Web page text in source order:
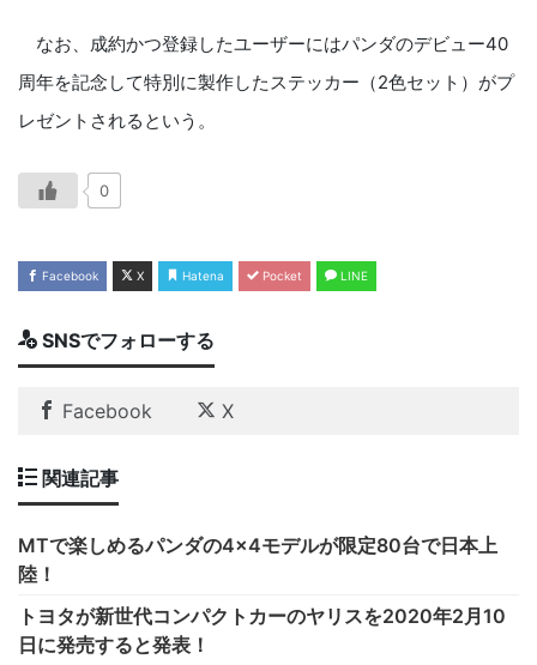
なお、成約かつ登録したユーザーにはパンダのデビュー40
周年を記念して特別に製作したステッカー（2色セット）がプ
レゼントされるという。
0
Facebook X Hatena Pocket LINE
SNSでフォローする
Facebook X
関連記事
MTで楽しめるパンダの4×4モデルが限定80台で日本上
陸！
トヨタが新世代コンパクトカーのヤリスを2020年2月10
日に発売すると発表！